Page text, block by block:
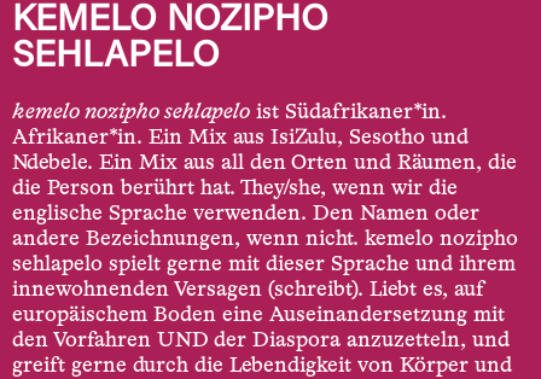
KEMELO NOZIPHO
SEHLAPELO
kemelo nozipho sehlapelo ist Südafrikaner*in.
Afrikaner*in. Ein Mix aus IsiZulu, Sesotho und
Ndebele. Ein Mix aus all den Orten und Räumen, die
die Person berührt hat. They/she, wenn wir die
englische Sprache verwenden. Den Namen oder
andere Bezeichnungen, wenn nicht. kemelo nozipho
sehlapelo spielt gerne mit dieser Sprache und ihrem
innewohnenden Versagen (schreibt). Liebt es, auf
europäischem Boden eine Auseinandersetzung mit
den Vorfahren UND der Diaspora anzuzetteln, und
greift gerne durch die Lebendigkeit von Körper und